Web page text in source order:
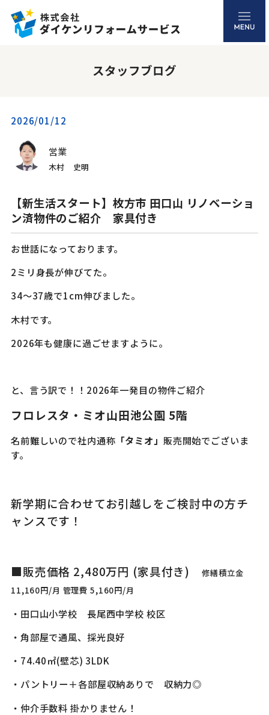
スタッフブログ
2026/01/12
営業
木村 史明
【新生活スタート】枚方市 田口山 リノベーショ
ン済物件のご紹介 家具付き
お世話になっております。
2ミリ身長が伸びてた。
34～37歳で1cm伸びました。
木村です。
2026年も健康に過ごせますように。
と、言う訳で！！2026年一発目の物件ご紹介
フロレスタ・ミオ山田池公園 5階
名前難しいので社内通称 「タミオ」 販売開始でございま
す。
新学期に合わせてお引越しをご検討中の方チ
ャンスです！
■販売価格 2,480万円 (家具付き)修繕積立金
11,160円/月 管理費 5,160円/月
・田口山小学校 長尾西中学校 校区
・角部屋で通風、採光良好
・74.40㎡(壁芯) 3LDK
・パントリー＋各部屋収納ありで 収納力◎
・仲介手数料 掛かりません！